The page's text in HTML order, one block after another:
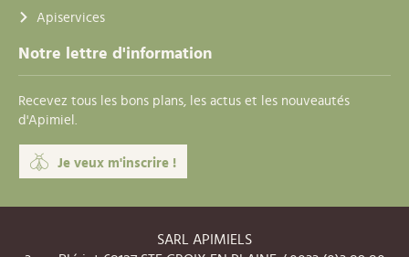
Apiservices
Notre lettre d'information
Recevez tous les bons plans, les actus et les nouveautés
d'Apimiel.
Je veux m'inscrire !
SARL APIMIELS